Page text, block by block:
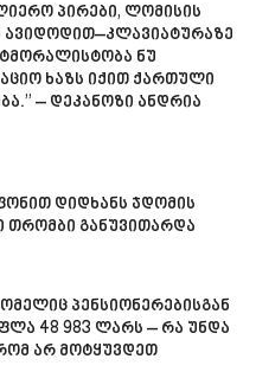
პირები, ლომისის
ავიდოდით–კლავიატურაზე
ნუ
ხაზს იქით ქართული
– დეკანოზი ანდრია
დიდხანს ჯდომის
თრომბი განუვითარდა
პენსიონერებისგან
48 983 ლარს – რა უნდა
არ მოტყუვდეთ